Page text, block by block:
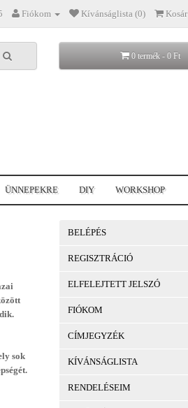
Fiókom Kívánságlista (0) Kosár
0 termék - 0 Ft
ÜNNEPEKRE DIY WORKSHOP
sok
BELÉPÉS
REGISZTRÁCIÓ
ELFELEJTETT JELSZÓ
FIÓKOM
CÍMJEGYZÉK
KÍVÁNSÁGLISTA
RENDELÉSEIM